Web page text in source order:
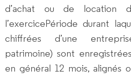
d’achat ou de location
l’exercicePériode durant
chiffrées d’une
patrimoine) sont
en général 12 mois, alignés